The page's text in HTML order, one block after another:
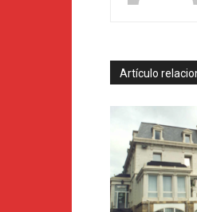
Artículo